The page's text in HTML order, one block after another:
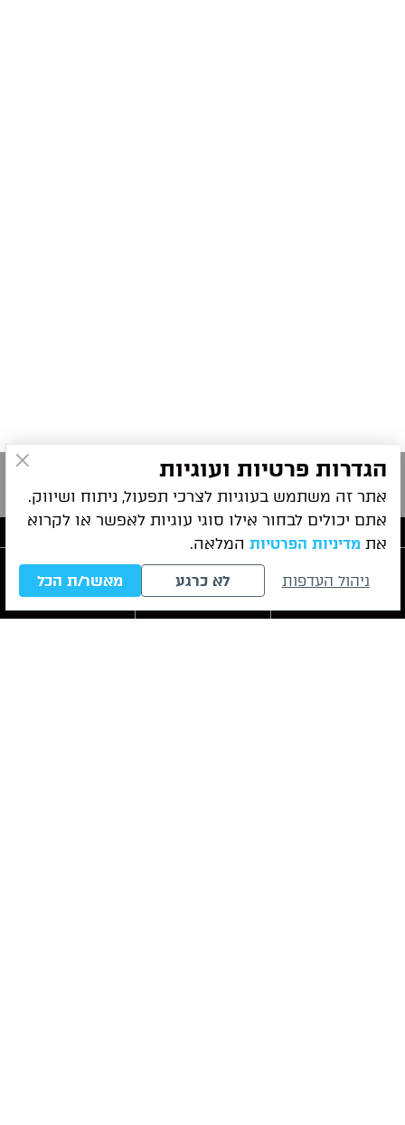
פרטי התקשרות
ניווט מהיר
לייעוץ ראשוני WhatsApp
הגדרות פרטיות ועוגיות
אתר זה משתמש בעוגיות לצרכי תפעול, ניתוח ושיווק.
אתם יכולים לבחור אילו סוגי עוגיות לאפשר או לקרוא
את מדיניות הפרטיות המלאה.
ניהול העדפות לא כרגע מאשר/ת הכל